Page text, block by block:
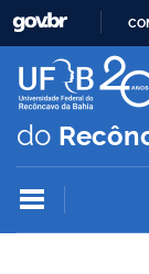
do